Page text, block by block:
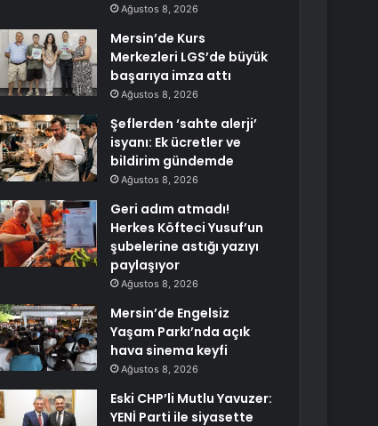
Ağustos 8, 2026
Mersin’de Kurs
Merkezleri LGS’de büyük
başarıya imza attı
Ağustos 8, 2026
Şeflerden ‘sahte alerji’
isyanı: Ek ücretler ve
bildirim gündemde
Ağustos 8, 2026
Geri adım atmadı!
Herkes Köfteci Yusuf’un
şubelerine astığı yazıyı
paylaşıyor
Ağustos 8, 2026
Mersin’de Engelsiz
Yaşam Parkı’nda açık
hava sinema keyfi
Ağustos 8, 2026
Eski CHP’li Mutlu Yavuzer:
YENİ Parti ile siyasette